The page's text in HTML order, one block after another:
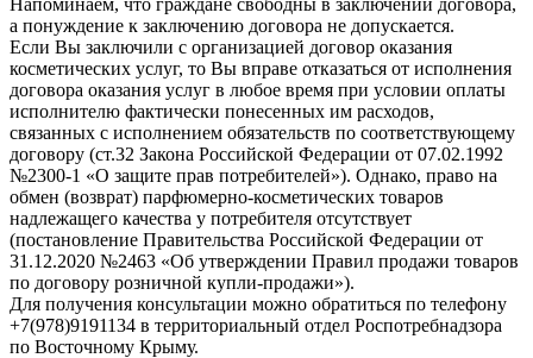
а понуждение к заключению договора не допускается.
Если Вы заключили с организацией договор оказания
косметических услуг, то Вы вправе отказаться от исполнения
договора оказания услуг в любое время при условии оплаты
исполнителю фактически понесенных им расходов,
связанных с исполнением обязательств по соответствующему
договору (ст.32 Закона Российской Федерации от 07.02.1992
№2300-1 «О защите прав потребителей»). Однако, право на
обмен (возврат) парфюмерно-косметических товаров
надлежащего качества у потребителя отсутствует
(постановление Правительства Российской Федерации от
31.12.2020 №2463 «Об утверждении Правил продажи товаров
по договору розничной купли-продажи»).
Для получения консультации можно обратиться по телефону
+7(978)9191134 в территориальный отдел Роспотребнадзора
по Восточному Крыму.